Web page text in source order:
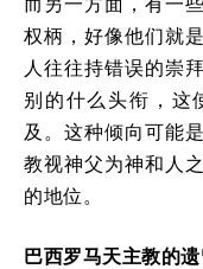
权柄，好像他们就
人往往持错误的崇
别的什么头衔，这
及。这种倾向可能
教视神父为神和人
的地位。
巴西罗马天主教的